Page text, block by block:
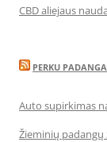
CBD aliejaus
PERKU
Auto supirkimas
Žieminių padangų